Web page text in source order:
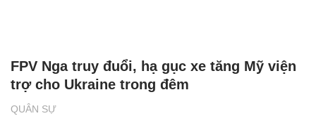
QUÂN SỰ
FPV Nga truy đuổi, hạ gục xe tăng Mỹ viện
trợ cho Ukraine trong đêm